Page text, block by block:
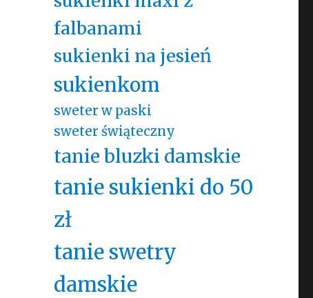
falbanami
sukienki na jesień
sukienkom
sweter w paski
sweter świąteczny
tanie bluzki damskie
tanie sukienki do 50
zł
tanie swetry
damskie